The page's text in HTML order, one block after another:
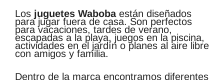
Los juguetes Wabobaestán diseñados
para jugar fuera de casa. Son perfectos
para vacaciones, tardes de verano,
escapadas a la playa, juegos en la piscina,
actividades en el jardín o planes al aire libre
con amigos y familia.
Dentro de la marca encontramos diferentes